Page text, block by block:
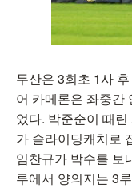
두산은 3회초 1사
어 카메론은 좌중간
었다. 박준순이 때
가 슬라이딩캐치로
임찬규가 박수를 보
루에서 양의지는 3